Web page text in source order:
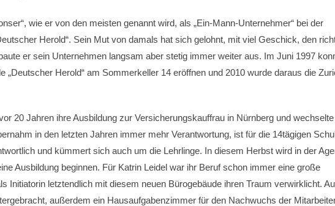
wie er von den meisten genannt wird, als „Ein-Mann-Unternehmer“ bei der
Herold“. Sein Mut von damals hat sich gelohnt, mit viel Geschick, den
er sein Unternehmen langsam aber stetig immer weiter aus. Im Juni 1997
„Deutscher Herold“ am Sommerkeller 14 eröffnen und 2010 wurde daraus die
20 Jahren ihre Ausbildung zur Versicherungskauffrau in Nürnberg und
in den letzten Jahren immer mehr Verantwortung, ist für die 14tägigen
und kümmert sich auch um die Lehrlinge. In diesem Herbst wird in der
Ausbildung beginnen. Für Katrin Leidel war ihr Beruf schon immer eine große
Initiatorin letztendlich mit diesem neuen Bürogebäude ihren Traum verwirklicht.
außerdem ein Hausaufgabenzimmer für den Nachwuchs der